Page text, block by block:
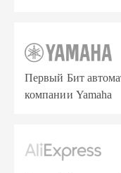
Первый Бит
компании Yamaha